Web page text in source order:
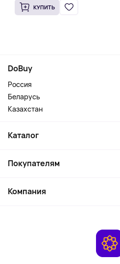
КУПИТЬ
DoBuy
Россия
Беларусь
Казахстан
Каталог
Ноутбуки, мониторы, VR
Косметика и уход
Покупателям
Как заказать
Компания